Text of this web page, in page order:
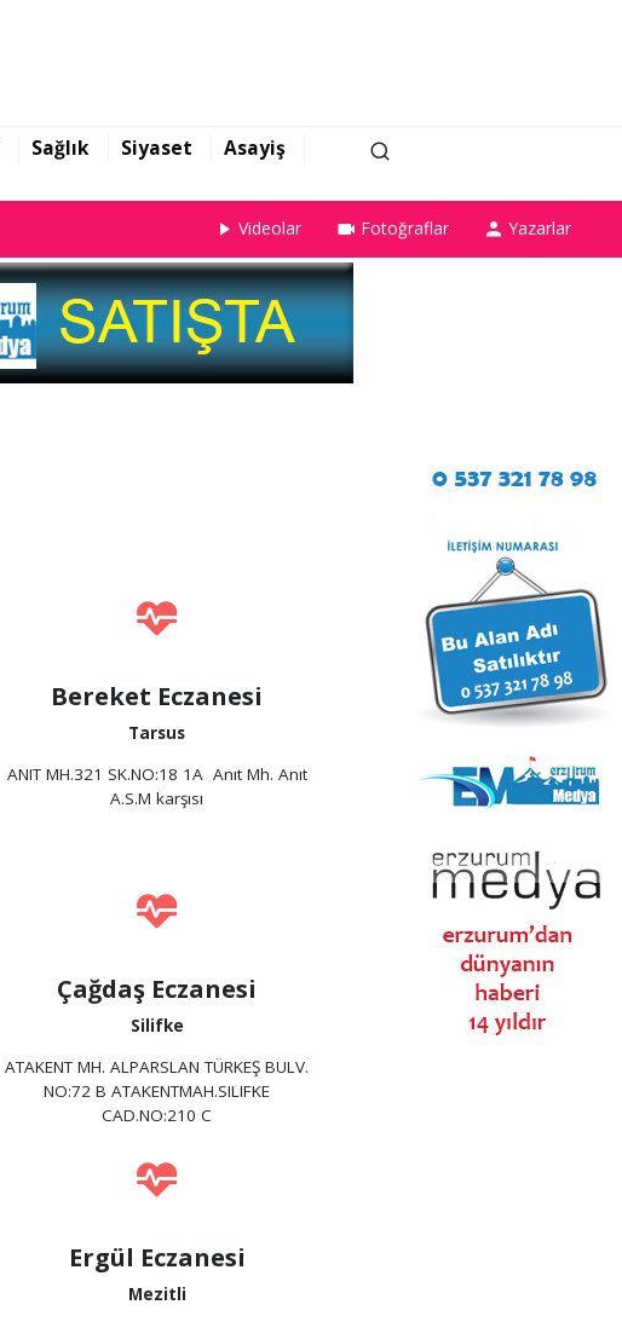
Sağlık Siyaset
Asayiş
Videolar Fotoğraflar Yazarlar
Bereket Eczanesi
Tarsus
ANIT MH.321 SK.NO:18 1A Anıt Mh. Anıt
A.S.M karşısı
Çağdaş Eczanesi
Silifke
ATAKENT MH. ALPARSLAN TÜRKEŞ BULV.
NO:72 B ATAKENTMAH.SILIFKE
CAD.NO:210 C
Ergül Eczanesi
Mezitli